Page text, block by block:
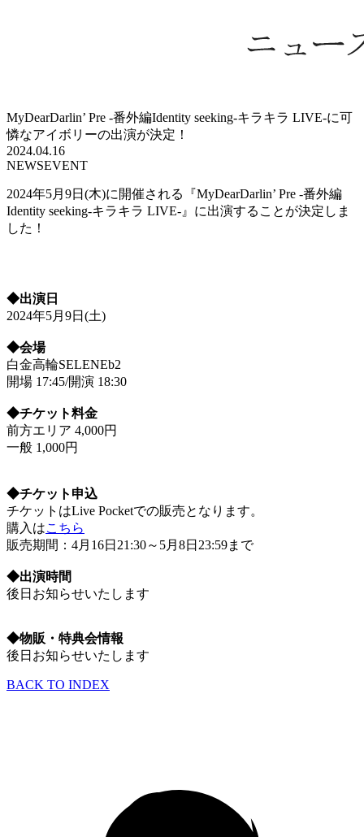
MyDearDarlin’ Pre -番外編Identity seeking-キラキラ LIVE-に可
憐なアイボリーの出演が決定！
2024.04.16
NEWSEVENT
2024年5月9日(木)に開催される『MyDearDarlin’ Pre -番外編
Identity seeking-キラキラ LIVE-』に出演することが決定しま
した！
◆出演日
2024年5月9日(土)
◆会場
白金高輪SELENEb2
開場 17:45/開演 18:30
◆チケット料金
前方エリア 4,000円
一般 1,000円
◆チケット申込
チケットはLive Pocketでの販売となります。
購入はこちら
販売期間：4月16日21:30～5月8日23:59まで
◆出演時間
後日お知らせいたします
◆物販・特典会情報
後日お知らせいたします
BACK TO INDEX